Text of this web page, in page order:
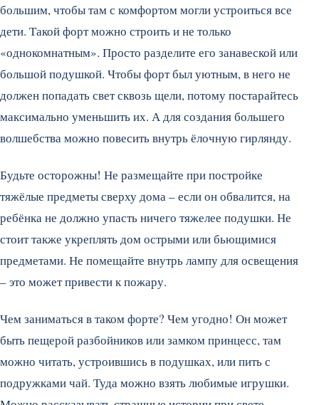
большим, чтобы там с комфортом могли устроиться все
дети. Такой форт можно строить и не только
«однокомнатным». Просто разделите его занавеской или
большой подушкой. Чтобы форт был уютным, в него не
должен попадать свет сквозь щели, потому постарайтесь
максимально уменьшить их. А для создания большего
волшебства можно повесить внутрь ёлочную гирлянду.
Будьте осторожны! Не размещайте при постройке
тяжёлые предметы сверху дома – если он обвалится, на
ребёнка не должно упасть ничего тяжелее подушки. Не
стоит также укреплять дом острыми или бьющимися
предметами. Не помещайте внутрь лампу для освещения
– это может привести к пожару.
Чем заниматься в таком форте? Чем угодно! Он может
быть пещерой разбойников или замком принцесс, там
можно читать, устроившись в подушках, или пить с
подружками чай. Туда можно взять любимые игрушки.